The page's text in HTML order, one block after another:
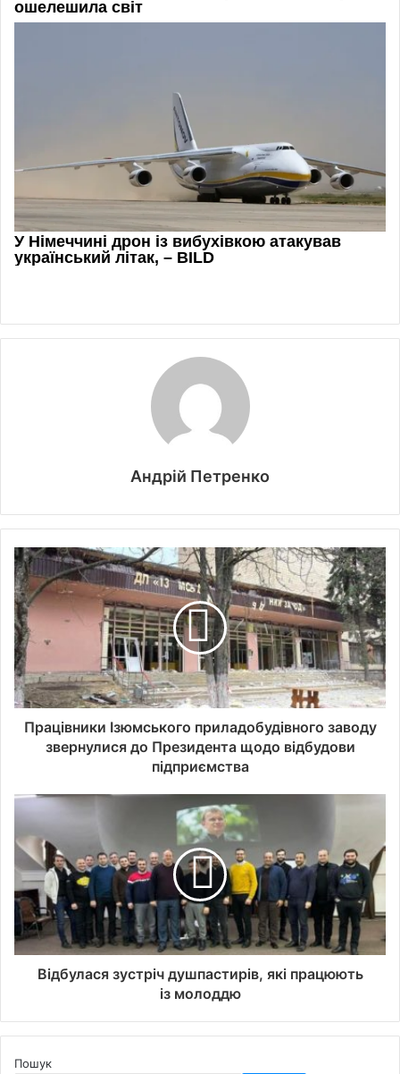
Андрій Петренко
Працівники Ізюмського приладобудівного заводу
звернулися до Президента щодо відбудови
підприємства
Відбулася зустріч душпастирів, які працюють
із молоддю
Пошук